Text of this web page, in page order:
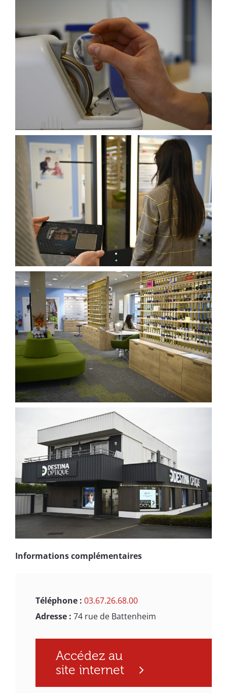
Informations complémentaires
Téléphone : 03.67.26.68.00
Adresse : 74 rue de Battenheim
Accédez au
site internet